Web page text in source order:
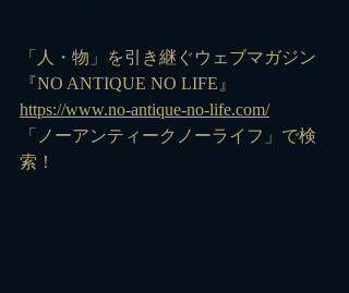
「人・物」を引き継ぐウェブマガジン
『NO ANTIQUE NO LIFE』
https://www.no-antique-no-life.com/
「ノーアンティークノーライフ」で検
索！